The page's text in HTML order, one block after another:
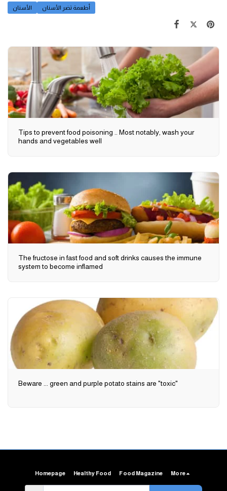
الأسنان أطعمة تضر الأسنان
Tips to prevent food poisoning .. Most notably, wash your
hands and vegetables well
The fructose in fast food and soft drinks causes the immune
system to become inflamed
Beware ... green and purple potato stains are "toxic"
Homepage Healthy Food Food Magazine More